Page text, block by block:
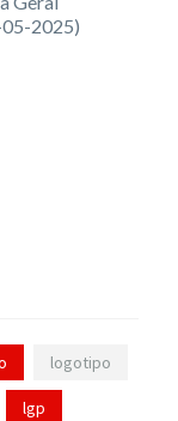
05-2025)
logotipo
lgp